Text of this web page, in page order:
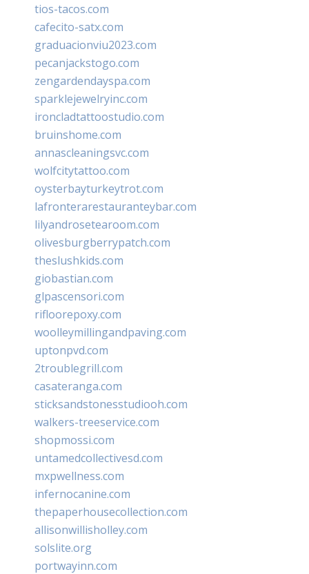
tios-tacos.com
cafecito-satx.com
graduacionviu2023.com
pecanjackstogo.com
zengardendayspa.com
sparklejewelryinc.com
ironcladtattoostudio.com
bruinshome.com
annascleaningsvc.com
wolfcitytattoo.com
oysterbayturkeytrot.com
lafronterarestauranteybar.com
lilyandrosetearoom.com
olivesburgberrypatch.com
theslushkids.com
giobastian.com
glpascensori.com
rifloorepoxy.com
woolleymillingandpaving.com
uptonpvd.com
2troublegrill.com
casateranga.com
sticksandstonesstudiooh.com
walkers-treeservice.com
shopmossi.com
untamedcollectivesd.com
mxpwellness.com
infernocanine.com
thepaperhousecollection.com
allisonwillisholley.com
solslite.org
portwayinn.com